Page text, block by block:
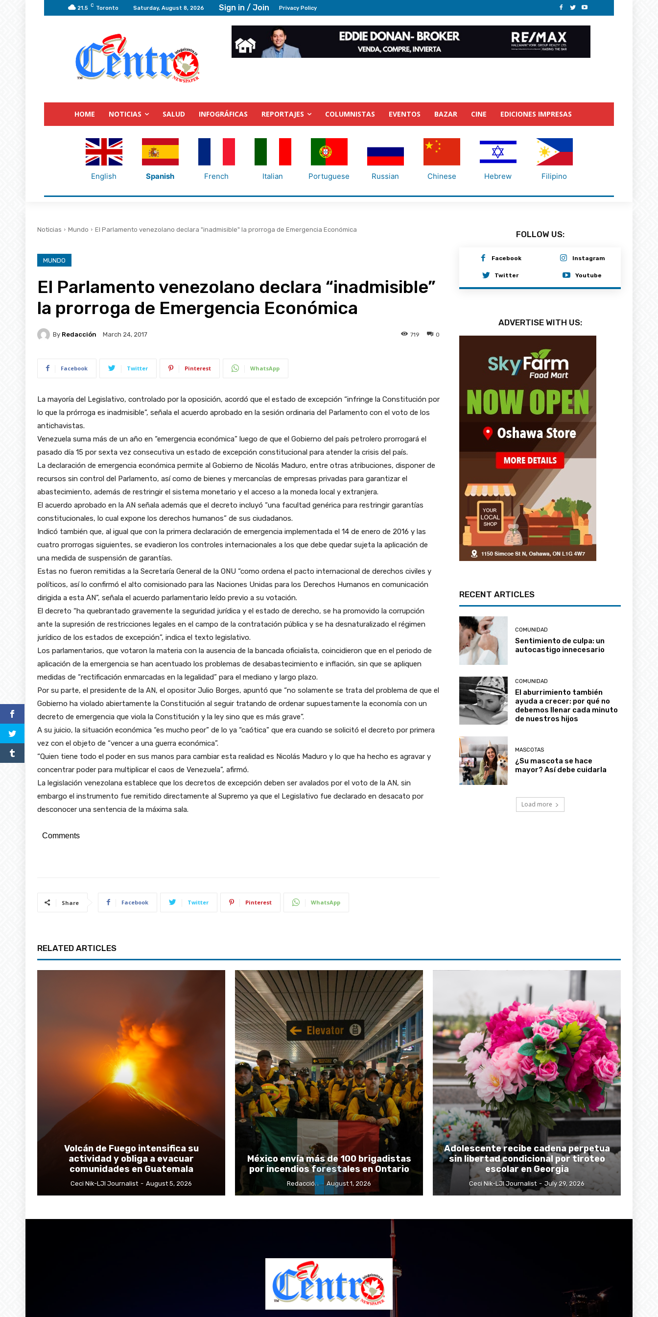
21.5 C Toronto Saturday, August 8, 2026 Sign in / Join Privacy Policy
HOME NOTICIAS SALUD INFOGRÁFICAS REPORTAJES COLUMNISTAS EVENTOS BAZAR CINE EDICIONES IMPRESAS
English Spanish French Italian Portuguese Russian Chinese Hebrew Filipino
Noticias Mundo El Parlamento venezolano declara "inadmisible" la prorroga de Emergencia Económica
MUNDO
El Parlamento venezolano declara “inadmisible”
la prorroga de Emergencia Económica
By Redacción March 24, 2017 0
719
Facebook Twitter Pinterest WhatsApp
La mayoría del Legislativo, controlado por la oposición, acordó que el estado de excepción “infringe la Constitución por
lo que la prórroga es inadmisible”, señala el acuerdo aprobado en la sesión ordinaria del Parlamento con el voto de los
antichavistas.
Venezuela suma más de un año en “emergencia económica” luego de que el Gobierno del país petrolero prorrogará el
pasado día 15 por sexta vez consecutiva un estado de excepción constitucional para atender la crisis del país.
La declaración de emergencia económica permite al Gobierno de Nicolás Maduro, entre otras atribuciones, disponer de
recursos sin control del Parlamento, así como de bienes y mercancías de empresas privadas para garantizar el
abastecimiento, además de restringir el sistema monetario y el acceso a la moneda local y extranjera.
El acuerdo aprobado en la AN señala además que el decreto incluyó “una facultad genérica para restringir garantías
constitucionales, lo cual expone los derechos humanos” de sus ciudadanos.
Indicó también que, al igual que con la primera declaración de emergencia implementada el 14 de enero de 2016 y las
cuatro prorrogas siguientes, se evadieron los controles internacionales a los que debe quedar sujeta la aplicación de
una medida de suspensión de garantías.
Estas no fueron remitidas a la Secretaría General de la ONU “como ordena el pacto internacional de derechos civiles y
políticos, así lo confirmó el alto comisionado para las Naciones Unidas para los Derechos Humanos en comunicación
dirigida a esta AN”, señala el acuerdo parlamentario leído previo a su votación.
El decreto “ha quebrantado gravemente la seguridad jurídica y el estado de derecho, se ha promovido la corrupción
ante la supresión de restricciones legales en el campo de la contratación pública y se ha desnaturalizado el régimen
jurídico de los estados de excepción”, indica el texto legislativo.
Los parlamentarios, que votaron la materia con la ausencia de la bancada oficialista, coincidieron que en el periodo de
aplicación de la emergencia se han acentuado los problemas de desabastecimiento e inflación, sin que se apliquen
medidas de “rectificación enmarcadas en la legalidad” para el mediano y largo plazo.
Por su parte, el presidente de la AN, el opositor Julio Borges, apuntó que “no solamente se trata del problema de que el
Gobierno ha violado abiertamente la Constitución al seguir tratando de ordenar supuestamente la economía con un
decreto de emergencia que viola la Constitución y la ley sino que es más grave”.
A su juicio, la situación económica “es mucho peor” de lo ya “caótica” que era cuando se solicitó el decreto por primera
vez con el objeto de “vencer a una guerra económica”.
“Quien tiene todo el poder en sus manos para cambiar esta realidad es Nicolás Maduro y lo que ha hecho es agravar y
concentrar poder para multiplicar el caos de Venezuela”, afirmó.
La legislación venezolana establece que los decretos de excepción deben ser avalados por el voto de la AN, sin
embargo el instrumento fue remitido directamente al Supremo ya que el Legislativo fue declarado en desacato por
desconocer una sentencia de la máxima sala.
Comments
Share Facebook Twitter Pinterest WhatsApp
FOLLOW US:
Facebook Instagram
Twitter Youtube
ADVERTISE WITH US:
RECENT ARTICLES
COMUNIDAD
Sentimiento de culpa: un
autocastigo innecesario
COMUNIDAD
El aburrimiento también
ayuda a crecer: por qué no
debemos llenar cada minuto
de nuestros hijos
MASCOTAS
¿Su mascota se hace
mayor? Así debe cuidarla
Load more
RELATED ARTICLES
Volcán de Fuego intensifica su
actividad y obliga a evacuar
comunidades en Guatemala
Ceci Nik-LJI Journalist - August 5, 2026
México envía más de 100 brigadistas
por incendios forestales en Ontario
Redacción - August 1, 2026
Adolescente recibe cadena perpetua
sin libertad condicional por tiroteo
escolar en Georgia
Ceci Nik-LJI Journalist - July 29, 2026